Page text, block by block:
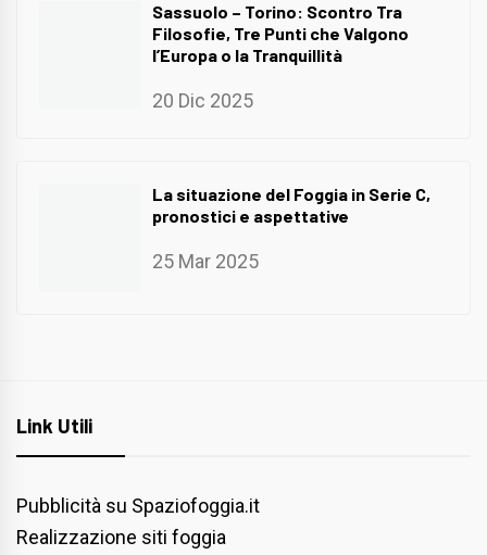
Sassuolo – Torino: Scontro Tra
Filosofie, Tre Punti che Valgono
l’Europa o la Tranquillità
20 Dic 2025
La situazione del Foggia in Serie C,
pronostici e aspettative
25 Mar 2025
Link Utili
Pubblicità su Spaziofoggia.it
Realizzazione siti foggia